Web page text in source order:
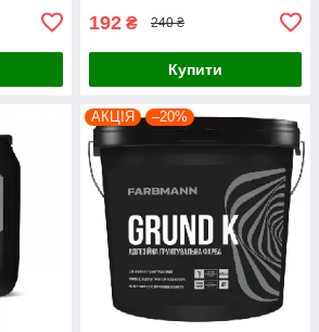
192 ₴ 240 ₴
Купити
АКЦІЯ –20%